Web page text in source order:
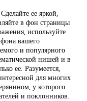
ее яркой,
в фон страницы
используйте
вашего
и популярного
нишей и в
ее. Разумеется,
для многих
у которого
и поклонников.